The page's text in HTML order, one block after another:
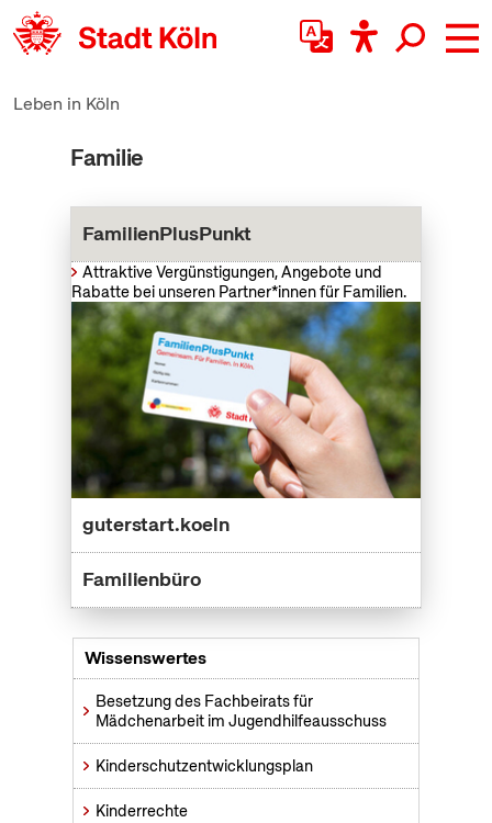
zum Inhalt springen
Leben in Köln
Familie
FamilienPlusPunkt
Attraktive Vergünstigungen, Angebote und
Rabatte bei unseren Partner*innen für Familien.
guterstart.koeln
Familienbüro
Wissenswertes
Besetzung des Fachbeirats für
Mädchenarbeit im Jugendhilfeausschuss
Kinderschutzentwicklungsplan
Kinderrechte